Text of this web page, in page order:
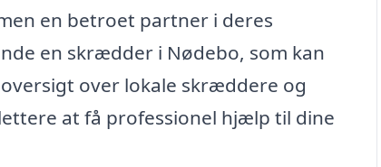
en betroet partner i deres
en skrædder i Nødebo, som kan
over lokale skræddere og
at få professionel hjælp til dine